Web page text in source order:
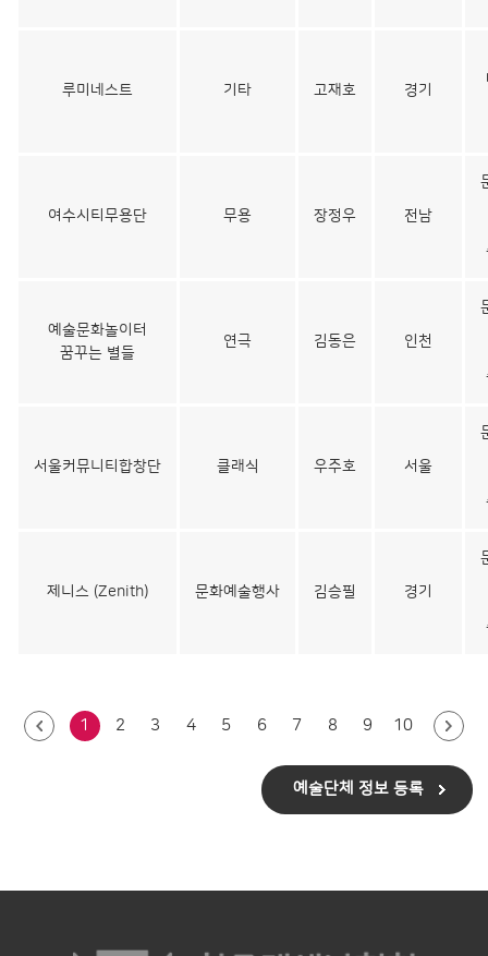
루미네스트 기타 고재호 경기
여수시티무용단 무용 장정우 전남
예술문화놀이터
꿈꾸는 별들
연극 김동은 인천
서울커뮤니티합창단 클래식 우주호 서울
제니스 (Zenith) 문화예술행사 김승필 경기
1 2 3 4 5 6 7 8 9 10
예술단체 정보 등록